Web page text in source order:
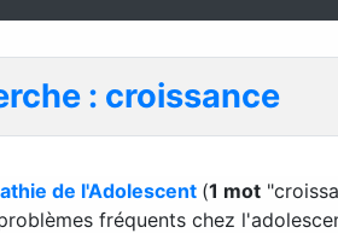
: croissance
de l'Adolescent (1 mot
fréquents chez